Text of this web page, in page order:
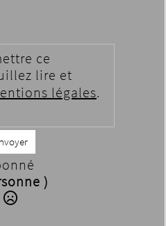
ce
lire et
légales.
)